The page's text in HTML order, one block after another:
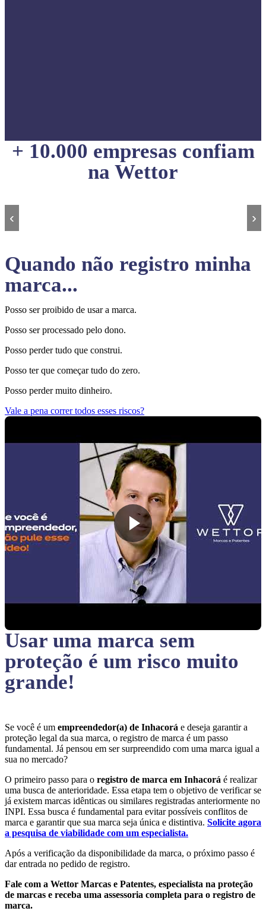
+ 10.000 empresas confiam
na Wettor
‹ ›
Quando não registro minha
marca...
Posso ser proibido de usar a marca.
Posso ser processado pelo dono.
Posso perder tudo que construi.
Posso ter que começar tudo do zero.
Posso perder muito dinheiro.
Vale a pena correr todos esses riscos?
Usar uma marca sem
proteção é um risco muito
grande!
Se você é um empreendedor(a) de Inhacorá e deseja garantir a
proteção legal da sua marca, o registro de marca é um passo
fundamental. Já pensou em ser surpreendido com uma marca igual a
sua no mercado?
O primeiro passo para o registro de marca em Inhacorá é realizar
uma busca de anterioridade. Essa etapa tem o objetivo de verificar se
já existem marcas idênticas ou similares registradas anteriormente no
INPI. Essa busca é fundamental para evitar possíveis conflitos de
marca e garantir que sua marca seja única e distintiva. Solicite agora
a pesquisa de viabilidade com um especialista.
Após a verificação da disponibilidade da marca, o próximo passo é
dar entrada no pedido de registro.
Fale com a Wettor Marcas e Patentes, especialista na proteção
de marcas e receba uma assessoria completa para o registro de
marca.